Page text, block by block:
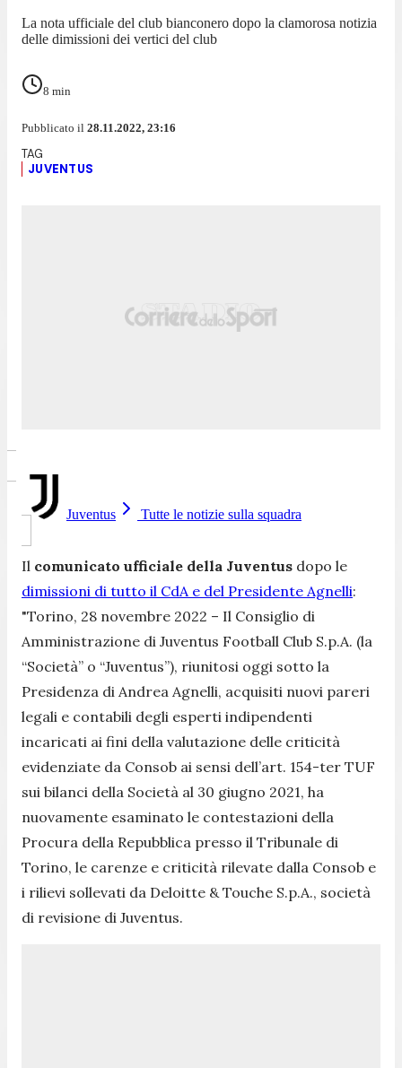
La nota ufficiale del club bianconero dopo la clamorosa notizia
delle dimissioni dei vertici del club
8 min
Pubblicato il 28.11.2022, 23:16
JUVENTUS
Juventus Tutte le notizie sulla squadra
Il comunicato ufficiale della Juventus dopo le
dimissioni di tutto il CdA e del Presidente Agnelli:
"Torino, 28 novembre 2022 – Il Consiglio di
Amministrazione di Juventus Football Club S.p.A. (la
“Società” o “Juventus”), riunitosi oggi sotto la
Presidenza di Andrea Agnelli, acquisiti nuovi pareri
legali e contabili degli esperti indipendenti
incaricati ai fini della valutazione delle criticità
evidenziate da Consob ai sensi dell’art. 154-ter TUF
sui bilanci della Società al 30 giugno 2021, ha
nuovamente esaminato le contestazioni della
Procura della Repubblica presso il Tribunale di
Torino, le carenze e criticità rilevate dalla Consob e
i rilievi sollevati da Deloitte & Touche S.p.A., società
di revisione di Juventus.